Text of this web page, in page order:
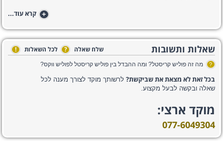
+ קרא עוד...
שאלות ותשובות לכל השאלות ! שלח שאלה ?
? מה זה פוליש קריסטל? ומה ההבדל בין פוליש קריסטל לפוליש ווקס?
בכל זאת לא מצאת את שביקשת? לרשותך מוקד לצורך מענה לכל
שאלה ובקשה לבעל מקצוע.
מוקד ארצי:
077-6049304